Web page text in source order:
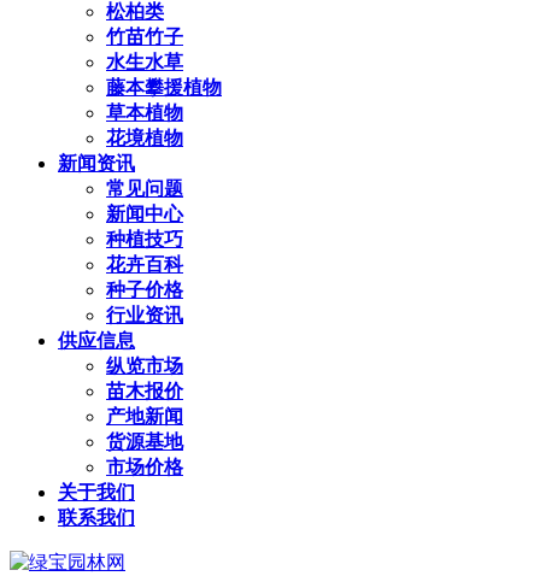
松柏类
竹苗竹子
水生水草
藤本攀援植物
草本植物
花境植物
新闻资讯
常见问题
新闻中心
种植技巧
花卉百科
种子价格
行业资讯
供应信息
纵览市场
苗木报价
产地新闻
货源基地
市场价格
关于我们
联系我们